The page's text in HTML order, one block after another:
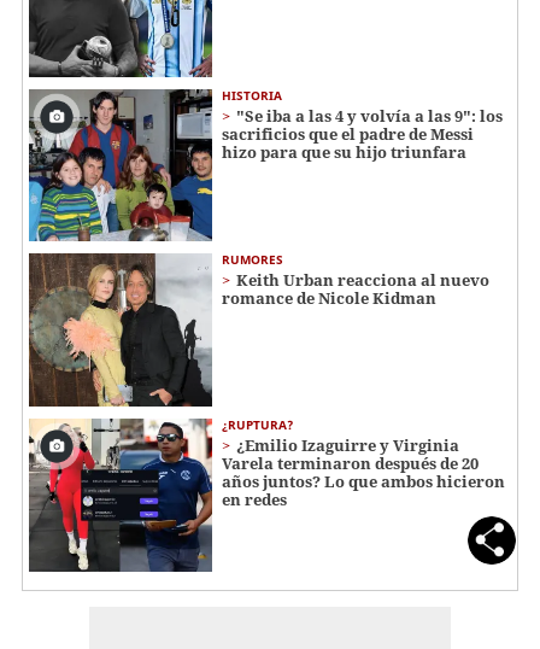
HISTORIA
"Se iba a las 4 y volvía a las 9": los
sacrificios que el padre de Messi
hizo para que su hijo triunfara
RUMORES
Keith Urban reacciona al nuevo
romance de Nicole Kidman
¿RUPTURA?
¿Emilio Izaguirre y Virginia
Varela terminaron después de 20
años juntos? Lo que ambos hicieron
en redes